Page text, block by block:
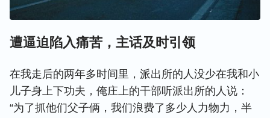
遭逼迫陷入痛苦，主话及时引领
在我走后的两年多时间里，派出所的人没少在我和小
儿子身上下功夫，俺庄上的干部听派出所的人说：
“为了抓他们父子俩，我们浪费了多少人力物力，半